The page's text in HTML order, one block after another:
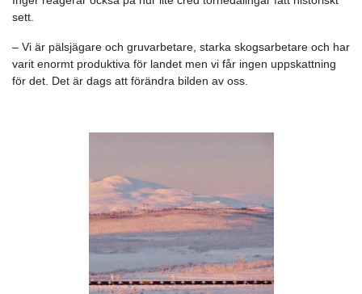
sett.
– Vi är pälsjägare och gruvarbetare, starka skogsarbetare och har
varit enormt produktiva för landet men vi får ingen uppskattning
för det. Det är dags att förändra bilden av oss.